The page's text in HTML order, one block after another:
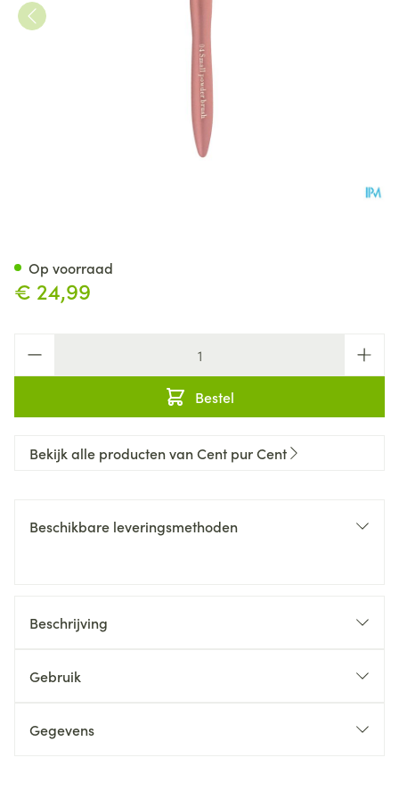
€ 24,99
Bestel
Op voorraad
Bekijk alle producten van Cent pur Cent
Beschikbare leveringsmethoden
Beschrijving
Gebruik
Gegevens